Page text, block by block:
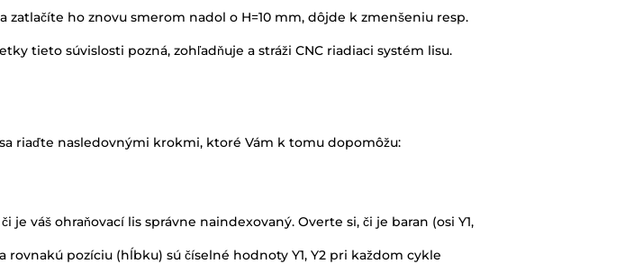
zatlačíte ho znovu smerom nadol o H=10 mm, dôjde k zmenšeniu resp.
tieto súvislosti pozná, zohľadňuje a stráži CNC riadiaci systém lisu.
riaďte nasledovnými krokmi, ktoré Vám k tomu dopomôžu:
váš ohraňovací lis správne naindexovaný. Overte si, či je baran (osi Y1,
pozíciu (hĺbku) sú číselné hodnoty Y1, Y2 pri každom cykle